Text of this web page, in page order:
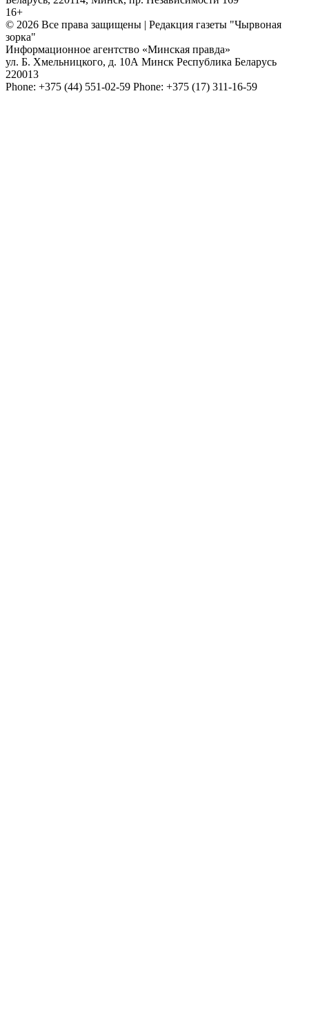
16+
© 2026 Все права защищены | Редакция газеты "Чырвоная
зорка"
Информационное агентство «Минская правда»
ул. Б. Хмельницкого, д. 10А Минск Республика Беларусь
220013
Phone: +375 (44) 551-02-59 Phone: +375 (17) 311-16-59